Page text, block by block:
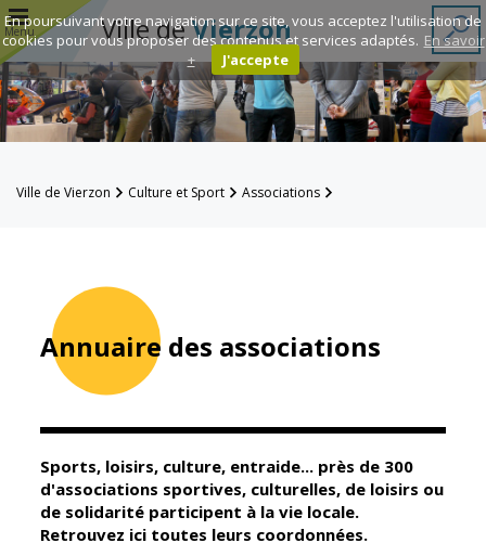
Menu Ville deVierzon
Annuaire des
associations
Espace
Famille
Contacts
Mairie
Élus
Enfance et
éducation
Guichet unique
Ville de Vierzon Culture et Sport Associations
Annuaire des associations
Sports, loisirs, culture, entraide... près de 300
d'associations sportives, culturelles, de loisirs ou
de solidarité participent à la vie locale.
Retrouvez ici toutes leurs coordonnées.
En poursuivant votre navigation sur ce site, vous acceptez l'utilisation de
cookies pour vous proposer des contenus et services adaptés. En savoir
+
J'accepte